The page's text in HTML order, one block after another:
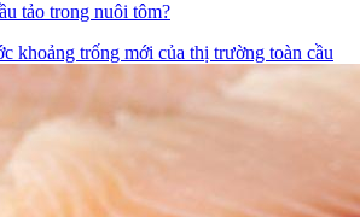
tảo trong nuôi tôm?
khoảng trống mới của thị trường toàn cầu